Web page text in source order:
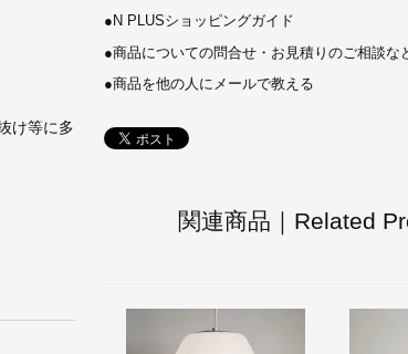
け等に多
● N PLUSショッピングガイド
●商品についての問合せ・お見積りのご相談な
●商品を他の人にメールで教える
関連商品｜Related